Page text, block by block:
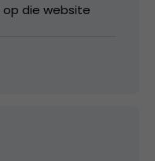
op die website